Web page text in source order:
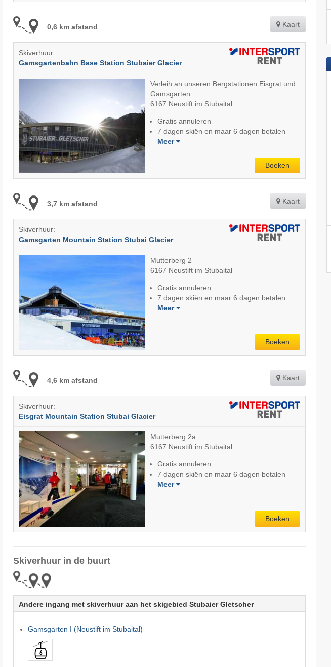
0,6 km afstand Kaart
Skiverhuur:
Gamsgartenbahn Base Station Stubaier Glacier
Verleih an unseren Bergstationen Eisgrat und
Gamsgarten
6167 Neustift im Stubaital
Gratis annuleren
7 dagen skiën en maar 6 dagen betalen
Meer
Boeken
3,7 km afstand Kaart
Skiverhuur:
Gamsgarten Mountain Station Stubai Glacier
Mutterberg 2
6167 Neustift im Stubaital
Gratis annuleren
7 dagen skiën en maar 6 dagen betalen
Meer
Boeken
4,6 km afstand Kaart
Skiverhuur:
Eisgrat Mountain Station Stubai Glacier
Mutterberg 2a
6167 Neustift im Stubaital
Gratis annuleren
7 dagen skiën en maar 6 dagen betalen
Meer
Boeken
Skiverhuur in de buurt
Andere ingang met skiverhuur aan het skigebied Stubaier Gletscher
Gamsgarten I (Neustift im Stubaital)